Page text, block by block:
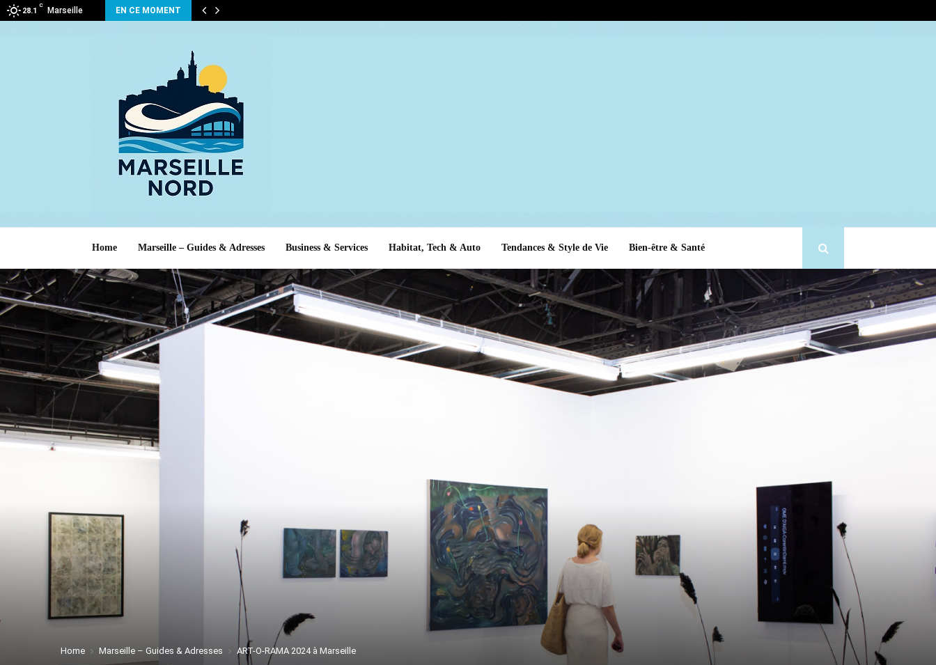
28.1
C
Marseille EN CE MOMENT
Home Marseille – Guides & Adresses Business & Services Habitat, Tech & Auto Tendances & Style de Vie Bien-être & Santé
Home Marseille – Guides & Adresses ART-O-RAMA 2024 à Marseille